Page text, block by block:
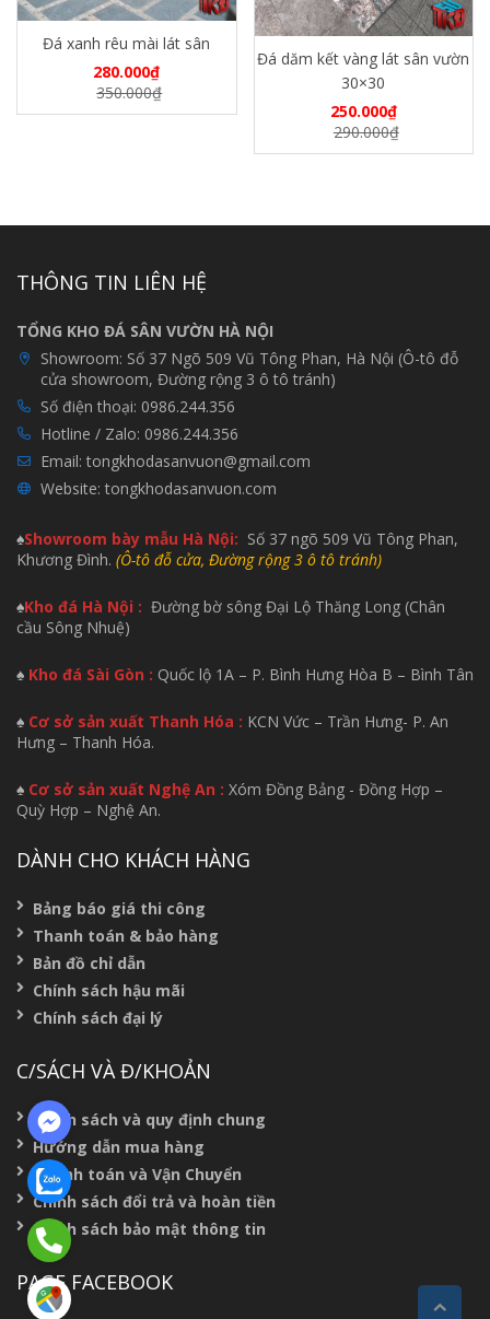
Đá xanh rêu mài lát sân
280.000₫
350.000₫
Đá dăm kết vàng lát sân vườn
30×30
250.000₫
290.000₫
THÔNG TIN LIÊN HỆ
TỔNG KHO ĐÁ SÂN VƯỜN HÀ NỘI
Showroom: Số 37 Ngõ 509 Vũ Tông Phan, Hà Nội (Ô-tô đỗ
cửa showroom, Đường rộng 3 ô tô tránh)
Số điện thoại: 0986.244.356
Hotline / Zalo: 0986.244.356
Email: tongkhodasanvuon@gmail.com
Website: tongkhodasanvuon.com
♠Showroom bày mẫu Hà Nội: Số 37 ngõ 509 Vũ Tông Phan,
Khương Đình. (Ô-tô đỗ cửa, Đường rộng 3 ô tô tránh)
♠Kho đá Hà Nội : Đường bờ sông Đại Lộ Thăng Long (Chân
cầu Sông Nhuệ)
♠ Kho đá Sài Gòn : Quốc lộ 1A – P. Bình Hưng Hòa B – Bình Tân
♠ Cơ sở sản xuất Thanh Hóa : KCN Vức – Trần Hưng- P. An
Hưng – Thanh Hóa.
♠ Cơ sở sản xuất Nghệ An : Xóm Đồng Bảng - Đồng Hợp –
Quỳ Hợp – Nghệ An.
DÀNH CHO KHÁCH HÀNG
Bảng báo giá thi công
Thanh toán & bảo hàng
Bản đồ chỉ dẫn
Chính sách hậu mãi
Chính sách đại lý
C/SÁCH VÀ Đ/KHOẢN
Chính sách và quy định chung
Hướng dẫn mua hàng
Thanh toán và Vận Chuyển
Chính sách đổi trả và hoàn tiền
Chính sách bảo mật thông tin
PAGE FACEBOOK